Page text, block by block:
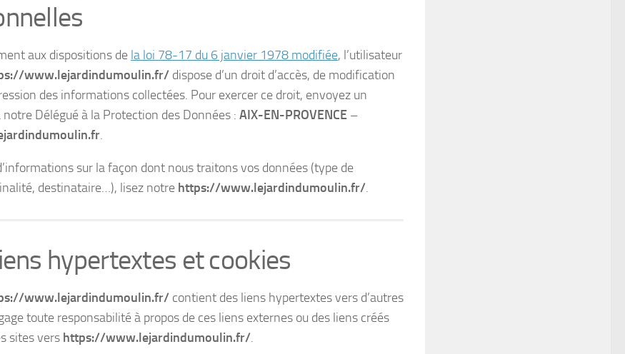
aux dispositions de la loi 78-17 du 6 janvier 1978 modifiée, l’utilisateur
www.lejardindumoulin.fr/ dispose d’un droit d’accès, de modification
des informations collectées. Pour exercer ce droit, envoyez un
notre Délégué à la Protection des Données : AIX-EN-PROVENCE –
.
sur la façon dont nous traitons vos données (type de
destinataire…), lisez notre https://www.lejardindumoulin.fr/.
hypertextes et cookies
www.lejardindumoulin.fr/ contient des liens hypertextes vers d’autres
toute responsabilité à propos de ces liens externes ou des liens créés
sites vers https://www.lejardindumoulin.fr/.